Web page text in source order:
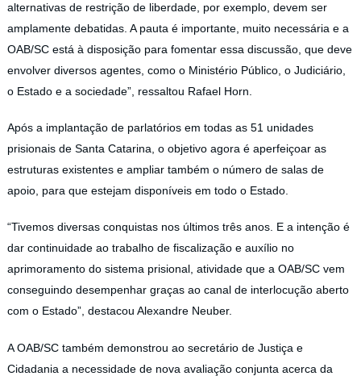
alternativas de restrição de liberdade, por exemplo, devem ser
amplamente debatidas. A pauta é importante, muito necessária e a
OAB/SC está à disposição para fomentar essa discussão, que deve
envolver diversos agentes, como o Ministério Público, o Judiciário,
o Estado e a sociedade”, ressaltou Rafael Horn.
Após a implantação de parlatórios em todas as 51 unidades
prisionais de Santa Catarina, o objetivo agora é aperfeiçoar as
estruturas existentes e ampliar também o número de salas de
apoio, para que estejam disponíveis em todo o Estado.
“Tivemos diversas conquistas nos últimos três anos. E a intenção é
dar continuidade ao trabalho de fiscalização e auxílio no
aprimoramento do sistema prisional, atividade que a OAB/SC vem
conseguindo desempenhar graças ao canal de interlocução aberto
com o Estado”, destacou Alexandre Neuber.
A OAB/SC também demonstrou ao secretário de Justiça e
Cidadania a necessidade de nova avaliação conjunta acerca da